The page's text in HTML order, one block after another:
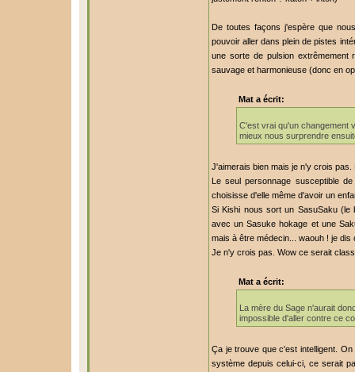
De toutes façons j'espère que
pouvoir aller dans plein de pistes
une sorte de pulsion extrêmement
sauvage et harmonieuse (donc en
Mat a écrit:
C'est vrai qu'un changement
mieux nous surprendre
J'aimerais bien mais je n'y crois
Le seul personnage susceptible
choisisse d'elle même d'avoir un
Si Kishi nous sort un SasuSaku (le
avec un Sasuke hokage et une
mais à être médecin... waouh ! je dis
Je n'y crois pas. Wow ce serait
Mat a écrit:
La mère du Sage n'aurait
impossible d'aller contre ce
Ça je trouve que c'est intelligent.
système depuis celui-ci, ce serait